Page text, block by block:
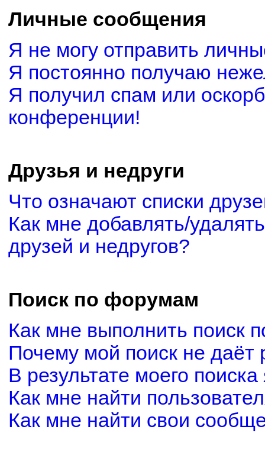
Личные сообщения
Я не могу отправить
Я постоянно получаю
Я получил спам или
конференции!
Друзья и недруги
Что означают списки
Как мне добавлять/
друзей и недругов?
Поиск по форумам
Как мне выполнить поиск
Почему мой поиск не даёт
В результате моего
Как мне найти
Как мне найти свои